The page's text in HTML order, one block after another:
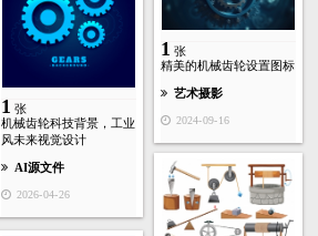
1 张
机械齿轮科技背景，工业
风未来视觉设计
AI源文件
2026-04-26
1 张
精美的机械齿轮设置图标
艺术摄影
2024-09-16